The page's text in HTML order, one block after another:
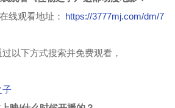
线观看地址： https://3777mj.com/dm/7
以下方式搜索并免费观看，
子